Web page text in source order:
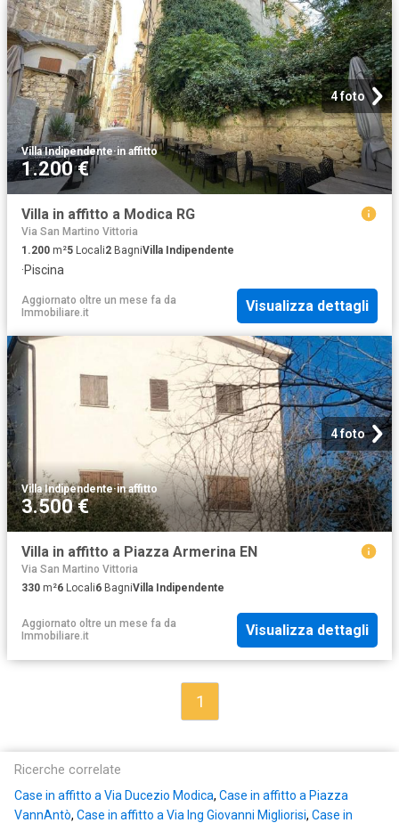
4 foto
Villa Indipendente·in affitto
1.200 €
Villa in affitto a Modica RG
Via San Martino Vittoria
1.200 m²5 Locali2 BagniVilla Indipendente
·Piscina
Aggiornato oltre un mese fa da
Immobiliare.it
Visualizza dettagli
4 foto
Villa Indipendente·in affitto
3.500 €
Villa in affitto a Piazza Armerina EN
Via San Martino Vittoria
330 m²6 Locali6 BagniVilla Indipendente
Aggiornato oltre un mese fa da
Immobiliare.it
Visualizza dettagli
1
Ricerche correlate
Case in affitto a Via Ducezio Modica, Case in affitto a Piazza
VannAntò, Case in affitto a Via Ing Giovanni Migliorisi, Case in